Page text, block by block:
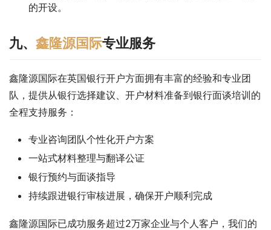
的开设。
九、 鑫隆源国际专业服务
鑫隆源国际在英国银行开户方面拥有丰富的经验和专业团
队，提供从银行选择建议、开户材料准备到银行面谈培训的
全程支持服务：
专业咨询团队个性化开户方案
一站式材料整理与翻译公证
银行预约与面谈指导
持续跟进银行审核进展，确保开户顺利完成
鑫隆源国际已成功服务超过2万家企业与个人客户，我们的